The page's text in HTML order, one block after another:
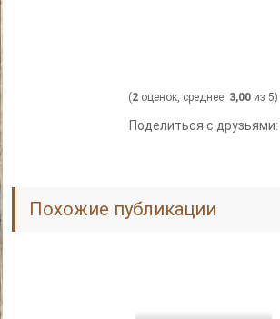
(2 оценок, среднее: 3,00 из 5)
Поделиться с друзьями:
Похожие публикации